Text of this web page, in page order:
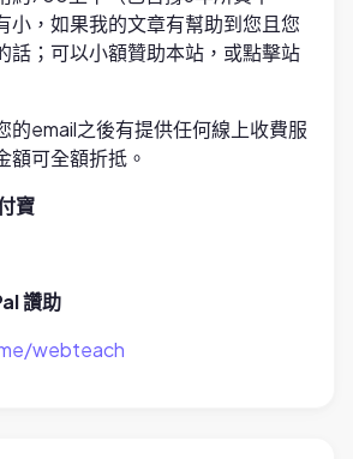
小，如果我的文章有幫助到您且您
話；可以小額贊助本站，或點擊站
的email之後有提供任何線上收費服
額可全額折抵。
寶
讚助
webteach